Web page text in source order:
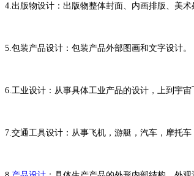
4.出版物设计：出版物整体封面、内画排版、美术
5.包装产品设计：包装产品外部图画和文字设计。
6.工业设计：从事具体工业产品的设计，上到宇
7.交通工具设计：从事飞机，游艇，汽车，摩托